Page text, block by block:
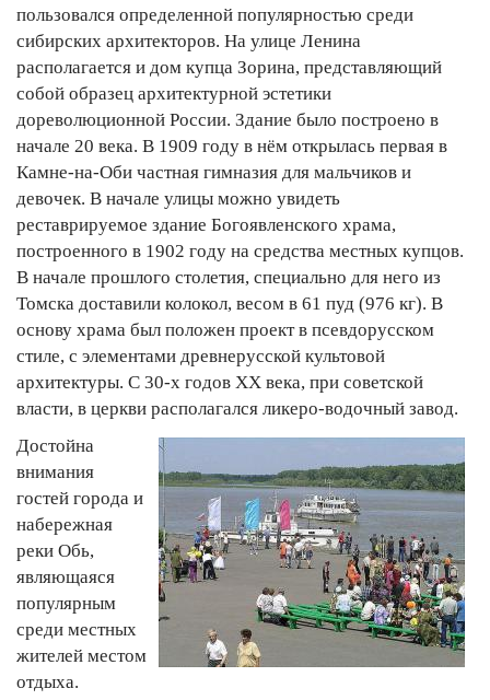
пользовался определенной популярностью среди
сибирских архитекторов. На улице Ленина
располагается и дом купца Зорина, представляющий
собой образец архитектурной эстетики
дореволюционной России. Здание было построено в
начале 20 века. В 1909 году в нём открылась первая в
Камне-на-Оби частная гимназия для мальчиков и
девочек. В начале улицы можно увидеть
реставрируемое здание Богоявленского храма,
построенного в 1902 году на средства местных купцов.
В начале прошлого столетия, специально для него из
Томска доставили колокол, весом в 61 пуд (976 кг). В
основу храма был положен проект в псевдорусском
стиле, с элементами древнерусской культовой
архитектуры. С 30-х годов ХХ века, при советской
власти, в церкви располагался ликеро-водочный завод.
Достойна
внимания
гостей города и
набережная
реки Обь,
являющаяся
популярным
среди местных
жителей местом
отдыха.